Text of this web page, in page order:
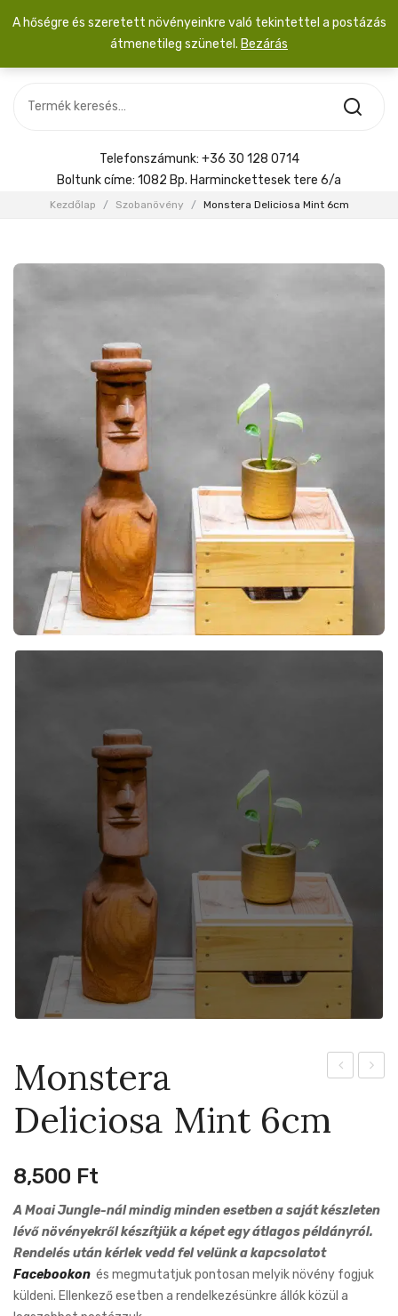
SZOBANÖVÉNY
KIEGÉSZÍTŐK
Menyasszonyi csokor
Telefonszámunk: +36 30 128 0714
Boltunk címe: 1082 Bp. Harminckettesek tere 6/a
Kezdőlap / Szobanövény / Monstera Deliciosa Mint 6cm
8cm
Monstera
Deliciosa Mint 6cm
8,500 Ft
A Moai Jungle-nál mindig minden esetben a saját készleten
lévő növényekről készítjük a képet egy átlagos példányról.
Rendelés után kérlek vedd fel velünk a kapcsolatot
Facebookon és megmutatjuk pontosan melyik növény fogjuk
küldeni. Ellenkező esetben a rendelkezésünkre állók közül a
A hőségre és szeretett növényeinkre való tekintettel a postázás
átmenetileg szünetel. Bezárás